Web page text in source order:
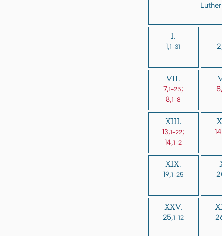
I.
1,1-31
VII.
7,1-25;
8,1-8
8,
XIII.
13,1-22;
14,1-2
XIX.
19,1-25
XXV.
25,1-12